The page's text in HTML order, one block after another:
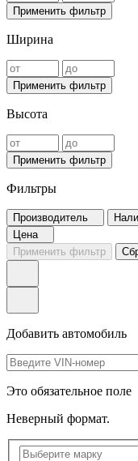
Применить фильтр
Ширина
Применить фильтр
Высота
Применить фильтр
Фильтры
Производитель
Цена
Применить фильтр
Добавить автомобиль
Это обязательное поле
Неверный формат.